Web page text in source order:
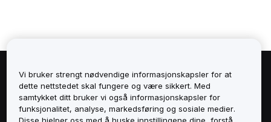
Om
Tjenester
Vi bruker strengt nødvendige informasjonskapsler for at
dette nettstedet skal fungere og være sikkert. Med
samtykket ditt bruker vi også informasjonskapsler for
funksjonalitet, analyse, markedsføring og sosiale medier.